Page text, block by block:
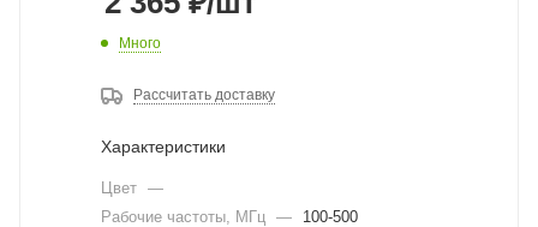
Много
Рассчитать доставку
Характеристики
Цвет —
Рабочие частоты, МГц
—
100-500